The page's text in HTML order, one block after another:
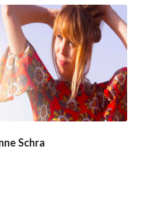
Schra